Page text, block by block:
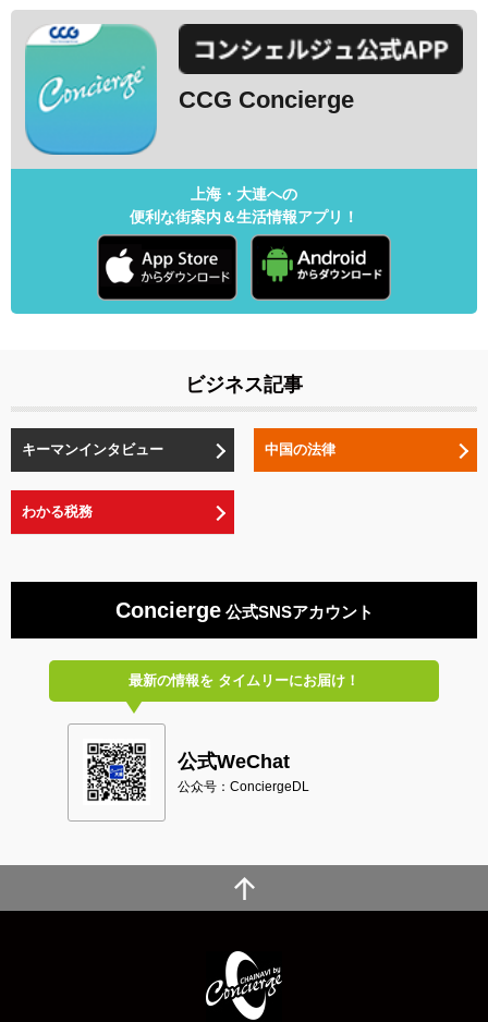
CCG Concierge
上海・大連への
便利な街案内＆生活情報アプリ！
ビジネス記事
キーマンインタビュー 中国の法律
わかる税務
Concierge公式SNSアカウント
最新の情報をタイムリーにお届け！
公式WeChat
公众号：ConciergeDL